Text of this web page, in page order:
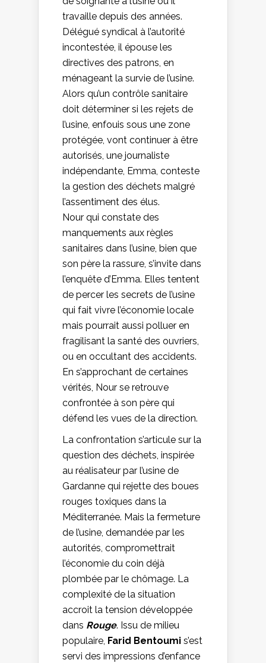
travaille depuis des années.
Délégué syndical à l’autorité
incontestée, il épouse les
directives des patrons, en
ménageant la survie de l’usine.
Alors qu’un contrôle sanitaire
doit déterminer si les rejets de
l’usine, enfouis sous une zone
protégée, vont continuer à être
autorisés, une journaliste
indépendante, Emma, conteste
la gestion des déchets malgré
l’assentiment des élus.
Nour qui constate des
manquements aux règles
sanitaires dans l’usine, bien que
son père la rassure, s’invite dans
l’enquête d’Emma. Elles tentent
de percer les secrets de l’usine
qui fait vivre l’économie locale
mais pourrait aussi polluer en
fragilisant la santé des ouvriers,
ou en occultant des accidents.
En s’approchant de certaines
vérités, Nour se retrouve
confrontée à son père qui
défend les vues de la direction.
La confrontation s’articule sur la
question des déchets, inspirée
au réalisateur par l’usine de
Gardanne qui rejette des boues
rouges toxiques dans la
Méditerranée. Mais la fermeture
de l’usine, demandée par les
autorités, compromettrait
l’économie du coin déjà
plombée par le chômage. La
complexité de la situation
accroit la tension développée
dans Rouge. Issu de milieu
populaire, Farid Bentoumi s’est
servi des impressions d’enfance